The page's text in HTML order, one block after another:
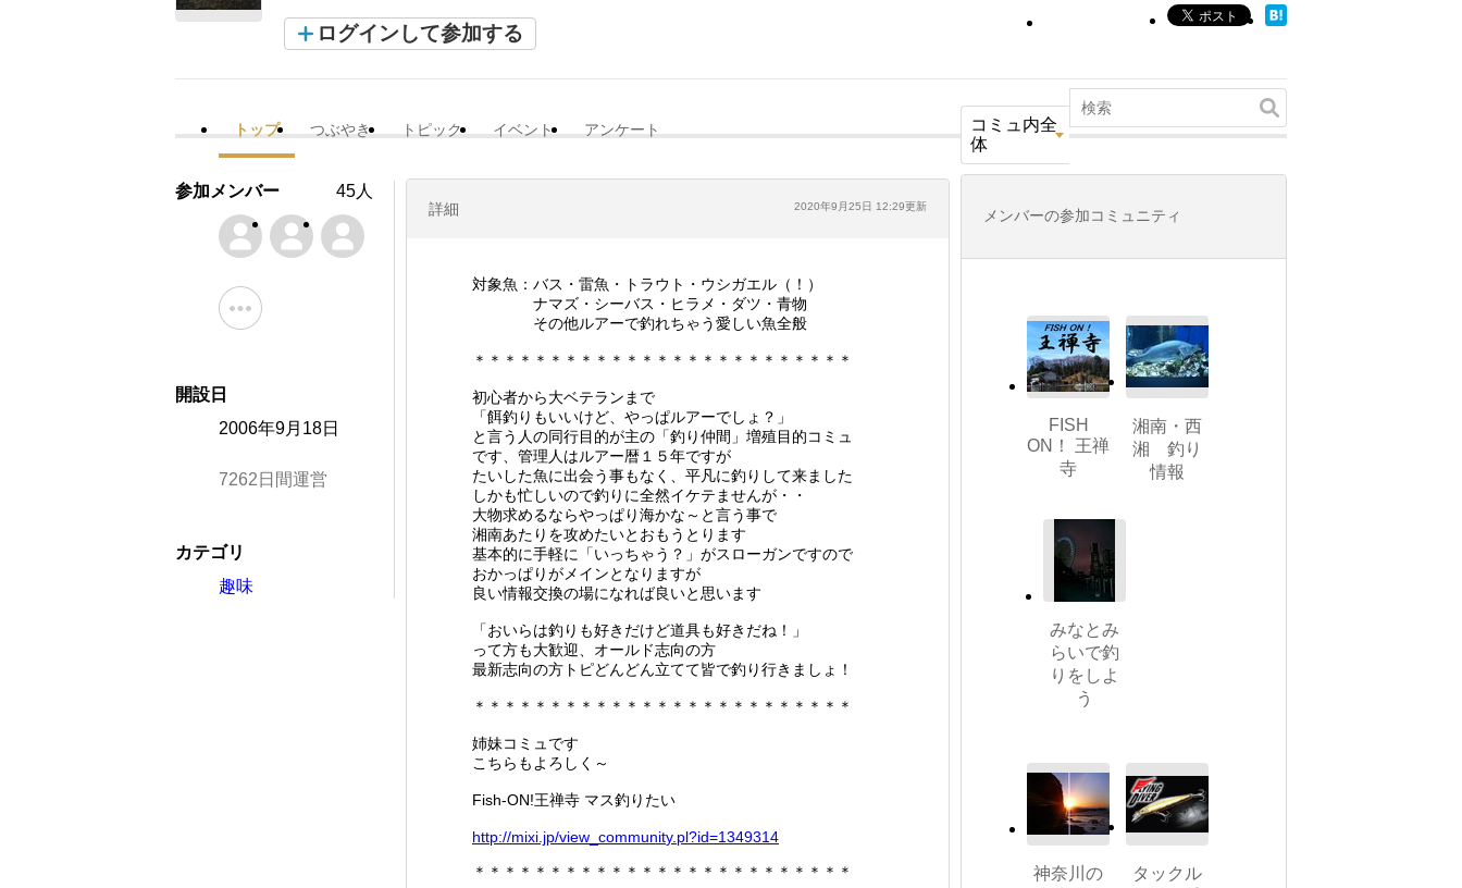
ログインして参加する
トップ つぶやき トピック イベント アンケート
コミュ内全
体
詳細 2020年9月25日 12:29更新
対象魚：バス・雷魚・トラウト・ウシガエル（！）
ナマズ・シーバス・ヒラメ・ダツ・青物
その他ルアーで釣れちゃう愛しい魚全般
＊＊＊＊＊＊＊＊＊＊＊＊＊＊＊＊＊＊＊＊＊＊＊＊＊
初心者から大ベテランまで
「餌釣りもいいけど、やっぱルアーでしょ？」
と言う人の同行目的が主の「釣り仲間」増殖目的コミュ
です、管理人はルアー暦１５年ですが
たいした魚に出会う事もなく、平凡に釣りして来ました
しかも忙しいので釣りに全然イケテませんが・・
大物求めるならやっぱり海かな～と言う事で
湘南あたりを攻めたいとおもうとります
基本的に手軽に「いっちゃう？」がスローガンですので
おかっぱりがメインとなりますが
良い情報交換の場になれば良いと思います
「おいらは釣りも好きだけど道具も好きだね！」
って方も大歓迎、オールド志向の方
最新志向の方トピどんどん立てて皆で釣り行きましょ！
＊＊＊＊＊＊＊＊＊＊＊＊＊＊＊＊＊＊＊＊＊＊＊＊＊
姉妹コミュです
こちらもよろしく～
Fish-ON!王禅寺 マス釣りたい
http://mixi.jp/view_community.pl?id=1349314
＊＊＊＊＊＊＊＊＊＊＊＊＊＊＊＊＊＊＊＊＊＊＊＊＊
参加メンバー 45人
開設日
2006年9月18日
7262日間運営
カテゴリ
趣味
メンバーの参加コミュニティ
FISH
ON！ 王禅
寺
湘南・西
湘 釣り
情報
みなとみ
らいで釣
りをしよ
う
神奈川の
タックル